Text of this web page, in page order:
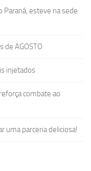
Paraná, esteve na sede
de AGOSTO
injetados
combate ao
uma parceria deliciosa!